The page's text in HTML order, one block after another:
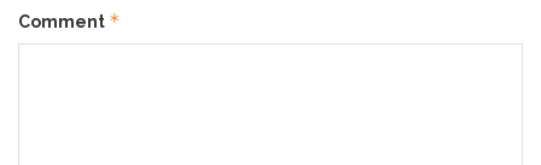
Comment *